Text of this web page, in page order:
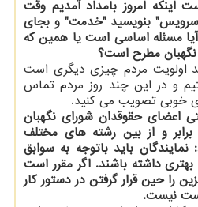
اینکه امروز بامداد آمدیم وقت
بنویسید "خدمت" و بجای
مسئله اساسی است یا همین که
مطرح است؟
اولویت مردم چیزی دیگری است
و در این چند روز مردم تماس
خوبی تصویب می کنید.
اعضای حقوقدان شورای نگهبان
و از بین رشته های مختلف
نمایندگان باید باتوجه به سوابق
داشته باشند. اگر مقرر است
را حین قرار گرفتن در دستور کار
نیست.